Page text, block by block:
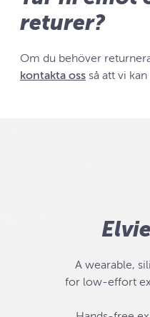
returer?
Om du behöver
kontakta oss så att vi
A wearable,
for low-effort